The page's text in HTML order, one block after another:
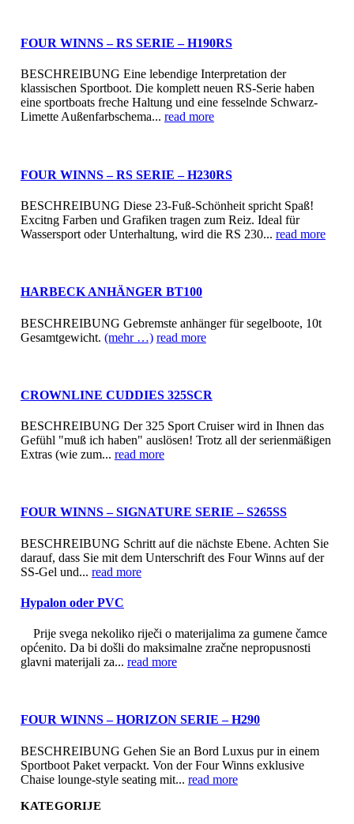
FOUR WINNS – RS SERIE – H190RS
BESCHREIBUNG Eine lebendige Interpretation der
klassischen Sportboot. Die komplett neuen RS-Serie haben
eine sportboats freche Haltung und eine fesselnde Schwarz-
Limette Außenfarbschema... read more
FOUR WINNS – RS SERIE – H230RS
BESCHREIBUNG Diese 23-Fuß-Schönheit spricht Spaß!
Excitng Farben und Grafiken tragen zum Reiz. Ideal für
Wassersport oder Unterhaltung, wird die RS 230... read more
HARBECK ANHÄNGER BT100
BESCHREIBUNG Gebremste anhänger für segelboote, 10t
Gesamtgewicht. (mehr …) read more
CROWNLINE CUDDIES 325SCR
BESCHREIBUNG Der 325 Sport Cruiser wird in Ihnen das
Gefühl "muß ich haben" auslösen! Trotz all der serienmäßigen
Extras (wie zum... read more
FOUR WINNS – SIGNATURE SERIE – S265SS
BESCHREIBUNG Schritt auf die nächste Ebene. Achten Sie
darauf, dass Sie mit dem Unterschrift des Four Winns auf der
SS-Gel und... read more
Hypalon oder PVC
Prije svega nekoliko riječi o materijalima za gumene čamce
općenito. Da bi došli do maksimalne zračne nepropusnosti
glavni materijali za... read more
FOUR WINNS – HORIZON SERIE – H290
BESCHREIBUNG Gehen Sie an Bord Luxus pur in einem
Sportboot Paket verpackt. Von der Four Winns exklusive
Chaise lounge-style seating mit... read more
KATEGORIJE